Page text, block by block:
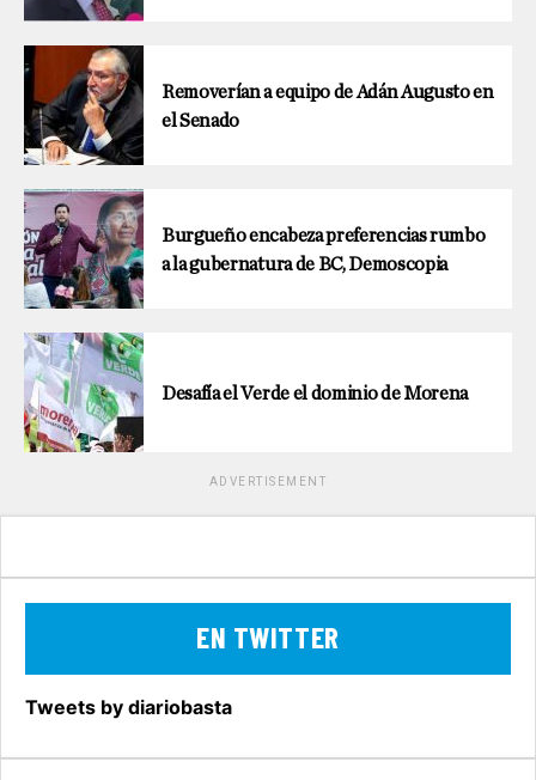
Removerían a equipo de Adán Augusto en
el Senado
Burgueño encabeza preferencias rumbo
a la gubernatura de BC, Demoscopia
Desafía el Verde el dominio de Morena
ADVERTISEMENT
EN TWITTER
Tweets by diariobasta